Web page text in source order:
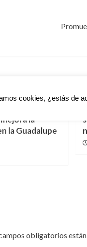
vialidad
la
la Guadalupe
obligatorios
cookies, ¿estás de